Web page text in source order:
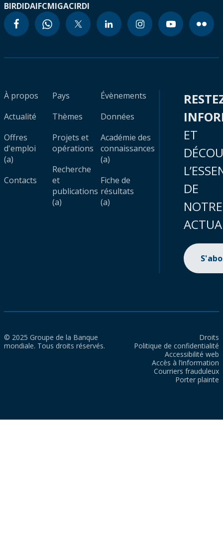
BIRDIDAIFCMIGACIRDI
À propos
Actualité
Offres
d'emploi
(a)
Contacts
Pays
Thèmes
Projets et
opérations
Recherche
et
publications
(a)
Évènements
Données
Académie des
connaissances
(a)
Fiche de
résultats
(a)
ET
DE
NOTRE
© 2025 Groupe de la Banque
mondiale. Tous droits réservés.
Droits
Politique de confidentialité
Accessibilité web
Accès à l’information
Courriers frauduleux
Porter plainte